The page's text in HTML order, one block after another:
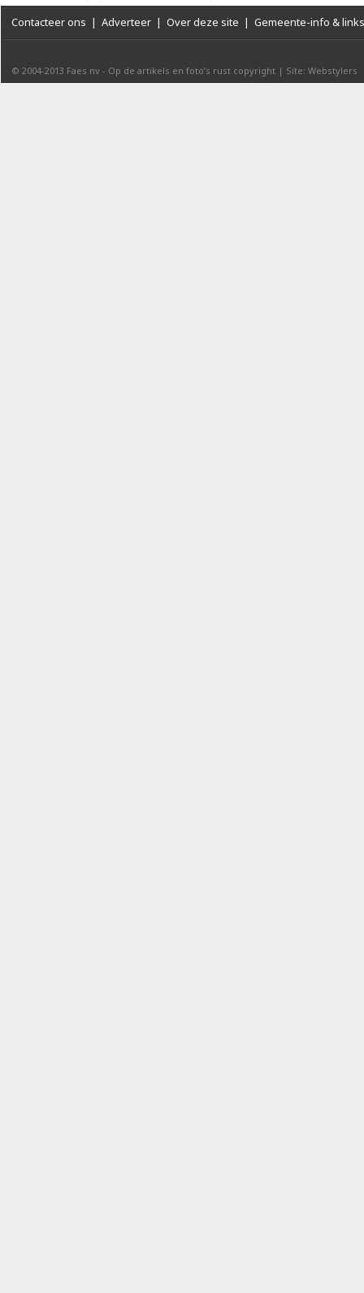
Contacteer ons | Adverteer | Over deze site | Gemeente-info & links
© 2004-2013 Faes nv - Op de artikels en foto’s rust copyright | Site: Webstylers